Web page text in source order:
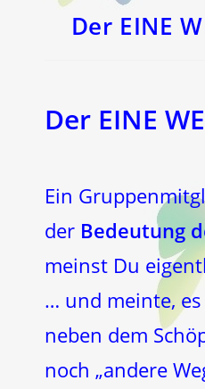
Der EINE
Der EINE
Ein
der Bedeutung
meinst Du
… und meinte,
neben dem
noch „andere